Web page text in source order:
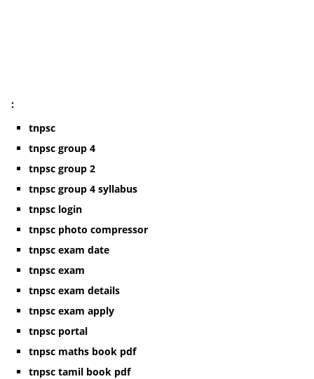
:
tnpsc
tnpsc group 4
tnpsc group 2
tnpsc group 4 syllabus
tnpsc login
tnpsc photo compressor
tnpsc exam date
tnpsc exam
tnpsc exam details
tnpsc exam apply
tnpsc portal
tnpsc maths book pdf
tnpsc tamil book pdf